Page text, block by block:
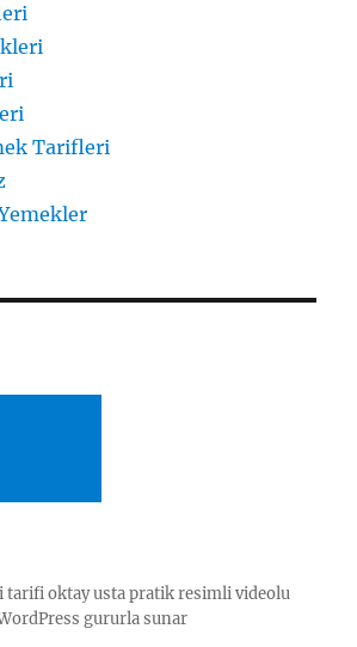
Tarifleri
tarifi oktay usta pratik resimli videolu
gururla sunar